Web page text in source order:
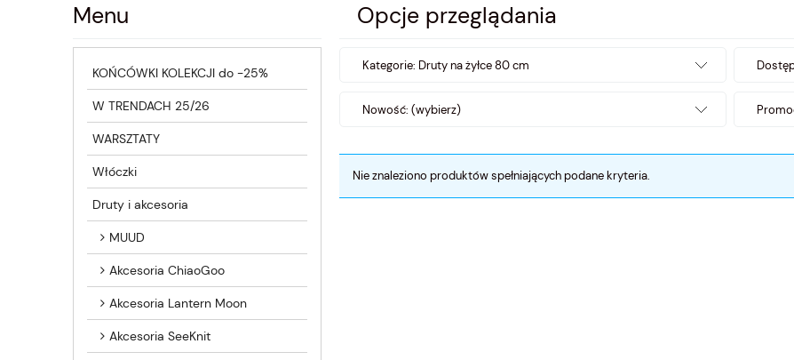
Menu
KOŃCÓWKI KOLEKCJI do -25%
W TRENDACH 25/26
WARSZTATY
Włóczki
Druty i akcesoria
MUUD
Akcesoria ChiaoGoo
Akcesoria Lantern Moon
Akcesoria SeeKnit
Opcje przeglądania
Kategorie: Druty na żyłce 80 cm
Nowość: (wybierz)
Nie znaleziono produktów spełniających podane kryteria.